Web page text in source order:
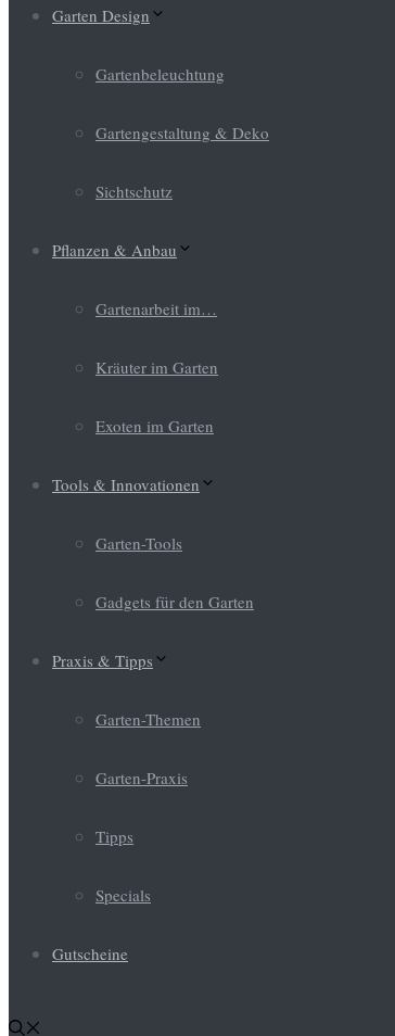
Garten Design
Gartenbeleuchtung
Gartengestaltung & Deko
Sichtschutz
Pflanzen & Anbau
Gartenarbeit im…
Kräuter im Garten
Exoten im Garten
Tools & Innovationen
Garten-Tools
Gadgets für den Garten
Praxis & Tipps
Garten-Themen
Garten-Praxis
Tipps
Specials
Gutscheine